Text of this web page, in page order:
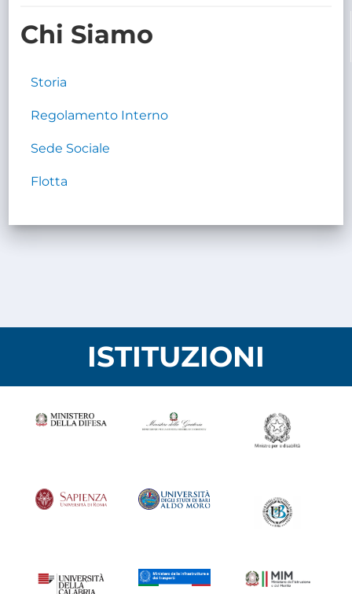
Chi Siamo
Storia
Regolamento Interno
Sede Sociale
Flotta
ISTITUZIONI